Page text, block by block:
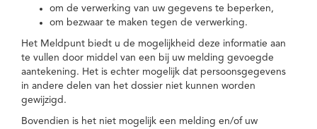
om de verwerking van uw gegevens te beperken,
om bezwaar te maken tegen de verwerking.
Het Meldpunt biedt u de mogelijkheid deze informatie aan
te vullen door middel van een bij uw melding gevoegde
aantekening. Het is echter mogelijk dat persoonsgegevens
in andere delen van het dossier niet kunnen worden
gewijzigd.
Bovendien is het niet mogelijk een melding en/of uw